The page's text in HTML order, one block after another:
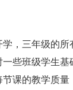
，三年级的
些班级学生
课的教学质